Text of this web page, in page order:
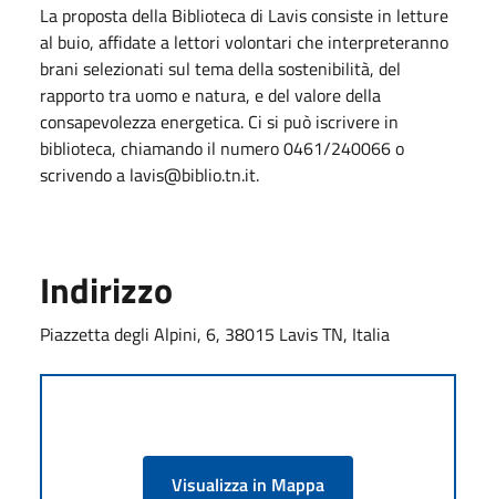
La proposta della Biblioteca di Lavis consiste in letture
al buio, affidate a lettori volontari che interpreteranno
brani selezionati sul tema della sostenibilità, del
rapporto tra uomo e natura, e del valore della
consapevolezza energetica. Ci si può iscrivere in
biblioteca, chiamando il numero 0461/240066 o
scrivendo a lavis@biblio.tn.it.
Indirizzo
Piazzetta degli Alpini, 6, 38015 Lavis TN, Italia
Visualizza in Mappa